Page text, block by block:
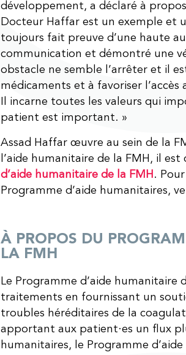
développement, a déclaré à
Docteur Haffar est un exemple et
toujours fait preuve d’une haute
communication et démontré une
obstacle ne semble l’arrêter et il
médicaments et à favoriser
Il incarne toutes les valeurs qui
patient est important. »
Assad Haffar œuvre au sein de la
l’aide humanitaire de la FMH, il
d’aide humanitaire de la FMH .
Programme d’aide humanitaires,
À PROPOS DU
LA FMH
Le Programme d’aide humanitaire
traitements en fournissant un
troubles héréditaires de la
apportant aux patient·es un flux
humanitaires, le Programme